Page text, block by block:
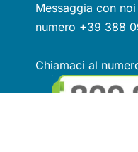
Messaggia con
numero +39 388
Chiamaci al